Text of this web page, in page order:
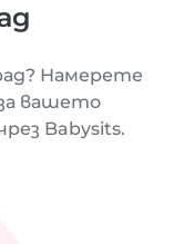
Намерете
вашето
Babysits.